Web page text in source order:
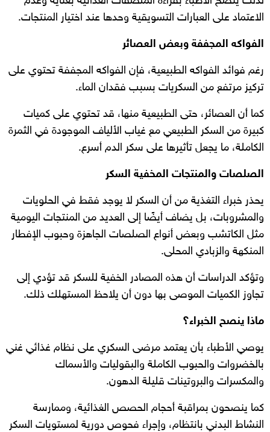
الاعتماد على العبارات التسويقية وحدها عند اختيار المنتجات.
الفواكه المجففة وبعض العصائر
رغم فوائد الفواكه الطبيعية، فإن الفواكه المجففة تحتوي على
تركيز مرتفع من السكريات بسبب فقدان الماء.
كما أن العصائر، حتى الطبيعية منها، قد تحتوي على كميات
كبيرة من السكر الطبيعي مع غياب الألياف الموجودة في الثمرة
الكاملة، ما يجعل تأثيرها على سكر الدم أسرع.
الصلصات والمنتجات المخفية السكر
يحذر خبراء التغذية من أن السكر لا يوجد فقط في الحلويات
والمشروبات، بل يضاف أيضًا إلى العديد من المنتجات اليومية
مثل الكاتشب وبعض أنواع الصلصات الجاهزة وحبوب الإفطار
المنكهة والزبادي المحلى.
وتؤكد الدراسات أن هذه المصادر الخفية للسكر قد تؤدي إلى
تجاوز الكميات الموصى بها دون أن يلاحظ المستهلك ذلك.
ماذا ينصح الخبراء؟
يوصي الأطباء بأن يعتمد مرضى السكري على نظام غذائي غني
بالخضروات والحبوب الكاملة والبقوليات والأسماك
والمكسرات والبروتينات قليلة الدهون.
كما ينصحون بمراقبة أحجام الحصص الغذائية، وممارسة
النشاط البدني بانتظام، وإجراء فحوص دورية لمستويات السكر